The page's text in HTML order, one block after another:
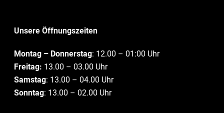
Unsere Öffnungszeiten
Montag – Donnerstag: 12.00 – 01:00 Uhr
Freitag: 13.00 – 03.00 Uhr
Samstag: 13.00 – 04.00 Uhr
Sonntag: 13.00 – 02.00 Uhr